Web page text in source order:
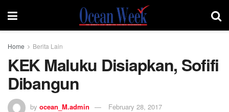
Home Berita Lain
KEK Maluku Disiapkan, Sofifi
Dibangun
by ocean_M.admin February 28, 2017